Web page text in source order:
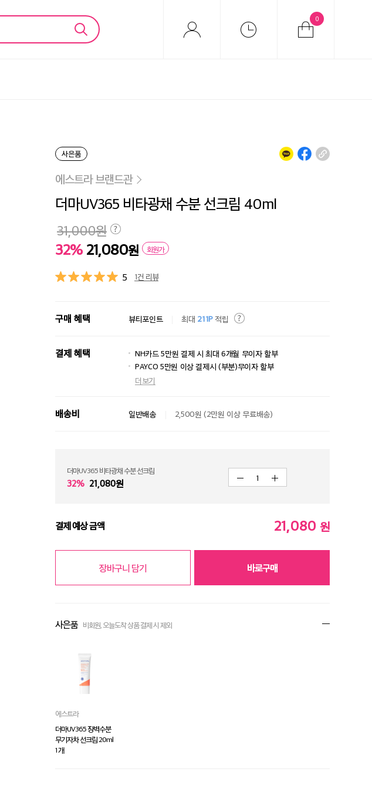
0
사은품
에스트라 브랜드관
더마UV365 비타광채 수분 선크림 40ml
32% 21,080원 회원가
31,000원
5 1건 리뷰
구매 혜택 뷰티포인트 최대 211P적립
결제 혜택
NH카드 5만원 결제 시 최대 6개월 무이자 할부
PAYCO 5만원 이상 결제시 (부분)무이자 할부
더보기
배송비 일반배송 2,500원 (2만원 이상 무료배송)
더마UV365 비타광채 수분 선크림
32% 21,080원 1
결제 예상 금액 21,080 원
장바구니 담기 바로구매
사은품 비회원, 오늘도착 상품 결제시 제외
에스트라
더마UV365 장벽수분
무기자차 선크림 20ml
1 개